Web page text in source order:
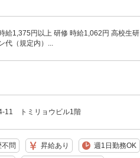
給1,375円以上 研修 時給1,062円 高校生研
代（規定内）...
11 トミリョウビル1階
不問 昇給あり 週1日勤務OK